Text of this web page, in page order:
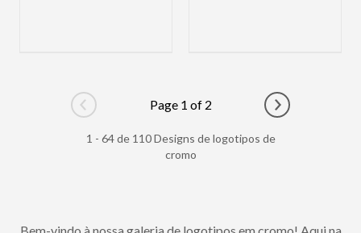
Go to previous page
Page 1 of 2
Go to next
1 - 64 de 110 Designs de logotipos de
cromo
Bem-vindo à nossa galeria de logotipos em cromo! Aqui na